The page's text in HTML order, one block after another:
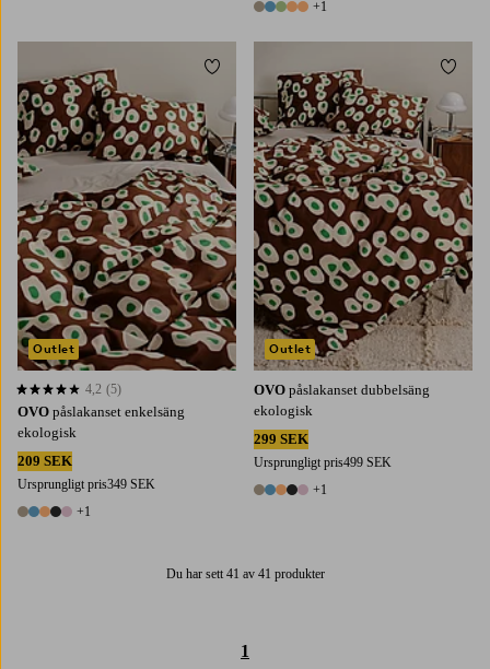
6 färger
+1
OVO påslakanset enkelsäng
ekologisk
209 SEK
Ursprungligt pris349 SEK
6 färger
+1
4,2 baserat på 5 st betyg
4,2 (5)
Outlet
Lägg till i favoriter
OVO påslakanset dubbelsäng
ekologisk
299 SEK
Ursprungligt pris499 SEK
6 färger
+1
Outlet
Lägg
Du har sett 41 av 41 produkter
1